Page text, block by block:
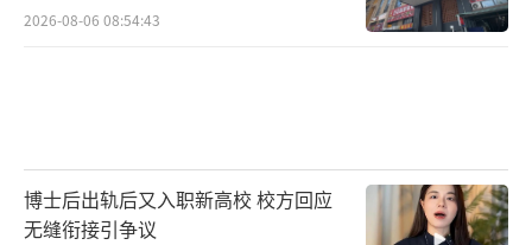
2026-08-06 08:54:43
博士后出轨后又入职新高校 校方回应
无缝衔接引争议